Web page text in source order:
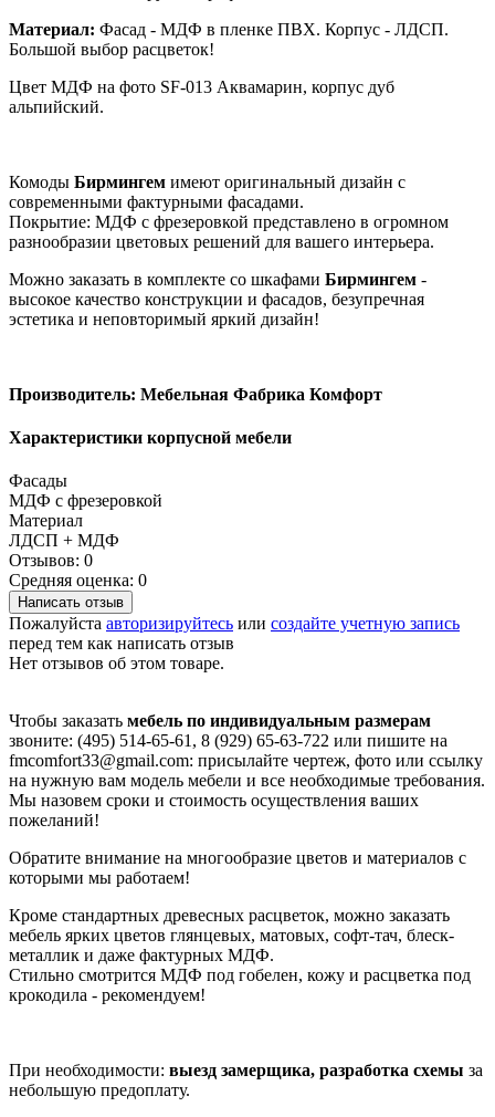
Материал: Фасад - МДФ в пленке ПВХ. Корпус - ЛДСП.
Большой выбор расцветок!
Цвет МДФ на фото SF-013 Аквамарин, корпус дуб
альпийский.
Комоды Бирмингем имеют оригинальный дизайн с
современными фактурными фасадами.
Покрытие: МДФ с фрезеровкой представлено в огромном
разнообразии цветовых решений для вашего интерьера.
Можно заказать в комплекте со шкафами Бирмингем -
высокое качество конструкции и фасадов, безупречная
эстетика и неповторимый яркий дизайн!
Производитель: Мебельная Фабрика Комфорт
Характеристики корпусной мебели
Фасады
МДФ с фрезеровкой
Материал
ЛДСП + МДФ
Отзывов: 0
Средняя оценка: 0
Написать отзыв
Пожалуйста авторизируйтесь или создайте учетную запись
перед тем как написать отзыв
Нет отзывов об этом товаре.
Чтобы заказать мебель по индивидуальным размерам
звоните: (495) 514-65-61, 8 (929) 65-63-722 или пишите на
fmcomfort33@gmail.com: присылайте чертеж, фото или ссылку
на нужную вам модель мебели и все необходимые требования.
Мы назовем сроки и стоимость осуществления ваших
пожеланий!
Обратите внимание на многообразие цветов и материалов с
которыми мы работаем!
Кроме стандартных древесных расцветок, можно заказать
мебель ярких цветов глянцевых, матовых, софт-тач, блеск-
металлик и даже фактурных МДФ.
Стильно смотрится МДФ под гобелен, кожу и расцветка под
крокодила - рекомендуем!
При необходимости: выезд замерщика, разработка схемы за
небольшую предоплату.